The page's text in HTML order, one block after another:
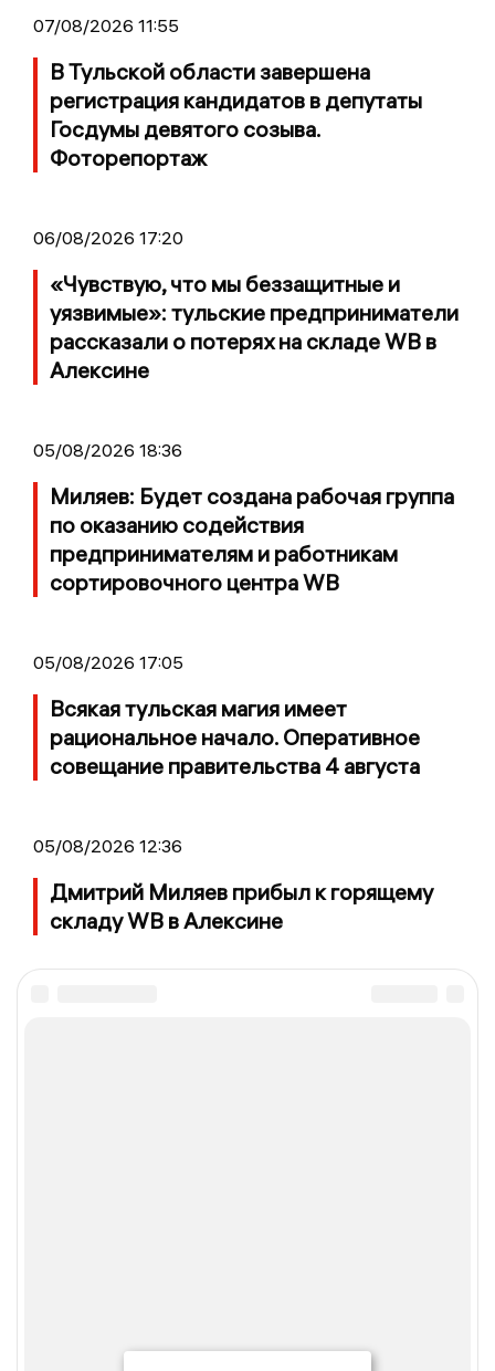
07/08/2026 11:55
В Тульской области завершена
регистрация кандидатов в депутаты
Госдумы девятого созыва.
Фоторепортаж
06/08/2026 17:20
«Чувствую, что мы беззащитные и
уязвимые»: тульские предприниматели
рассказали о потерях на складе WB в
Алексине
05/08/2026 18:36
Миляев: Будет создана рабочая группа
по оказанию содействия
предпринимателям и работникам
сортировочного центра WB
05/08/2026 17:05
Всякая тульская магия имеет
рациональное начало. Оперативное
совещание правительства 4 августа
05/08/2026 12:36
Дмитрий Миляев прибыл к горящему
складу WB в Алексине